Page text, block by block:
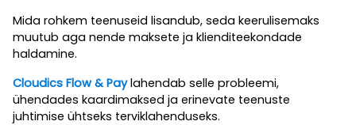
Mida rohkem teenuseid lisandub, seda keerulisemaks
muutub aga nende maksete ja klienditeekondade
haldamine.
Cloudics Flow & Paylahendab selle probleemi,
ühendades kaardimaksed ja erinevate teenuste
juhtimise ühtseks terviklahenduseks.